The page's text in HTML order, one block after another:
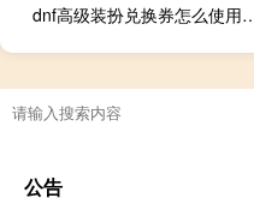
dnf高级装扮兑换券怎么使
公告